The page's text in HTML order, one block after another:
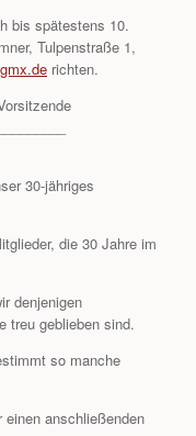
bis spätestens 10.
Tulpenstraße 1,
richten.
30-jähriges
die 30 Jahre im
denjenigen
treu geblieben sind.
so manche
anschließenden